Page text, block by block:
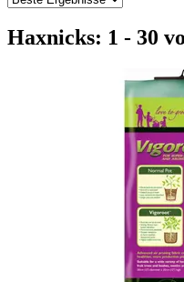
Haxnicks: 1 - 30